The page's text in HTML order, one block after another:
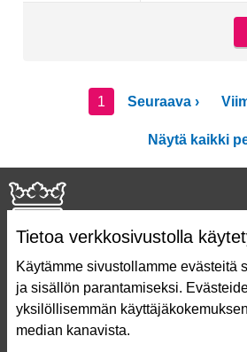
Tietoa verkkosivustolla
Käytämme sivustollamme evästeitä
ja sisällön parantamiseksi.
yksilöllisemmän
median kanavista.
1 Seuraava ›
Näytä kaikki
Näin äänestät Asukasbudjetissa
Asukasbudjetin vaiheet
Usein kysytyt kysymykset